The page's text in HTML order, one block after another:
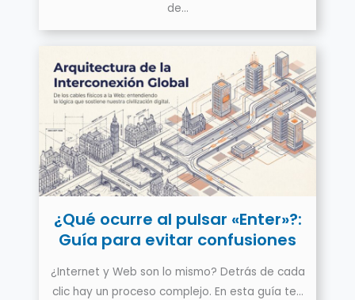
de…
¿Qué ocurre al pulsar «Enter»?:
Guía para evitar confusiones
¿Internet y Web son lo mismo? Detrás de cada
clic hay un proceso complejo. En esta guía te…